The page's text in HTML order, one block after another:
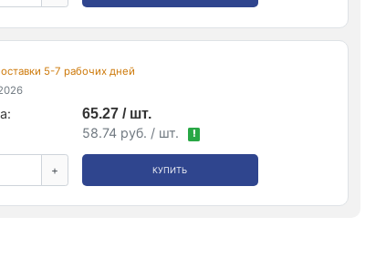
5-7 рабочих дней
65.27 / шт.
58.74 руб. / шт. !
+ КУПИТЬ